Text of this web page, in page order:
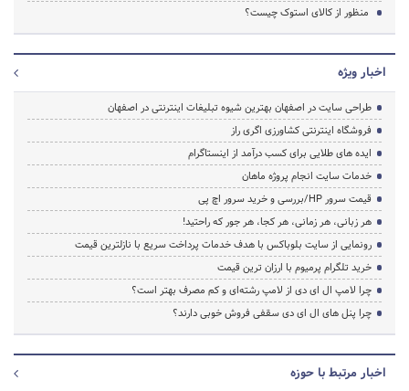
منظور از کالای استوک چیست؟
اخبار ویژه
طراحی سایت در اصفهان بهترین شیوه تبلیغات اینترنتی در اصفهان
فروشگاه اینترنتی کشاورزی اگری راز
ایده های طلایی برای کسب درآمد از اینستاگرام
خدمات سایت انجام پروژه ماهان
قیمت سرور HP/بررسی و خرید سرور اچ پی
هر زبانی، هر زمانی، هر کجا، هر جور که راحتید!
رونمایی از سایت بلوباکس با هدف خدمات پرداخت سریع با نازلترین قیمت
خرید تلگرام پرمیوم با ارزان ترین قیمت
چرا لامپ ال ای دی از لامپ رشته‌ای و کم مصرف بهتر است؟
چرا پنل های ال ای دی سقفی فروش خوبی دارند؟
اخبار مرتبط با حوزه